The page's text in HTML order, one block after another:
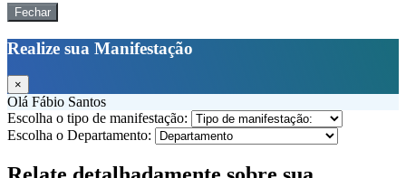
Fechar
Realize sua Manifestação
×
Olá Fábio Santos
Escolha o tipo de manifestação:
Escolha o Departamento: